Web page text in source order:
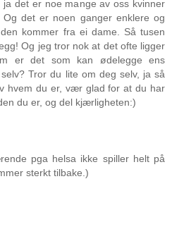
det er noe mange av oss kvinner
det er noen ganger enklere og
kommer fra ei dame. Så tusen
Og jeg tror nok at det ofte ligger
er det som kan ødelegge ens
Tror du lite om deg selv, ja så
hvem du er, vær glad for at du har
du er, og del kjærligheten:)
pga helsa ikke spiller helt på
sterkt tilbake.)